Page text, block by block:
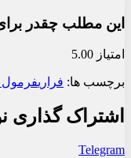
این مطلب چقدر
امتیاز 5.00
برچسب ها: فراریفرمول
اشتراک گذاری
Telegram